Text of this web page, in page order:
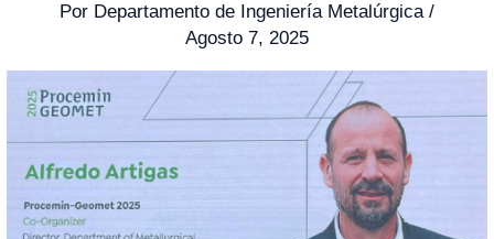
Por Departamento de Ingeniería Metalúrgica /
Agosto 7, 2025